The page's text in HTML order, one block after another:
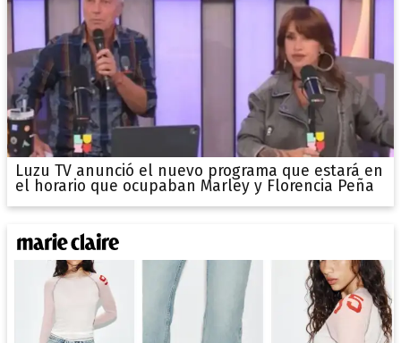
Luzu TV anunció el nuevo programa que estará en
el horario que ocupaban Marley y Florencia Peña